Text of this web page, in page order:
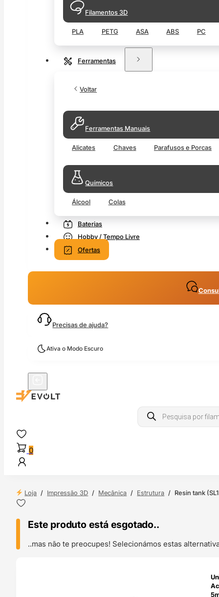
Filamentos 3D
PLA PETG ASA ABS PC
Ferramentas
Voltar
Ferramentas Manuais
Alicates Chaves Parafusos e Porcas
Químicos
Álcool Colas
Baterias
Hobby / Tempo Livre
Ofertas
Precisas de ajuda?
Ativa o Modo Escuro
Products
search
0
Loja / Impressão 3D / Mecânica / Estrutura / Resin tank
Este produto está esgotado..
..mas não te preocupes! Selecionámos estas